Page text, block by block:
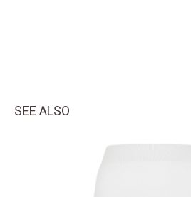
SEE ALSO